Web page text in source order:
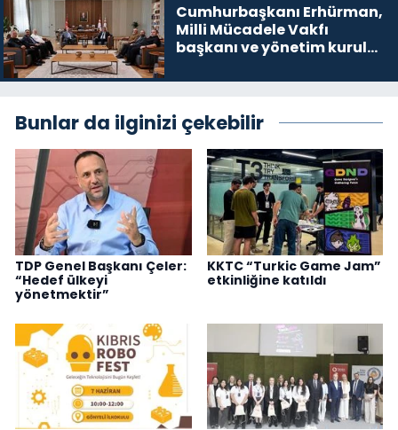
Cumhurbaşkanı Erhürman,
Milli Mücadele Vakfı
başkanı ve yönetim kurulu
Bunlar da ilginizi çekebilir
TDP Genel Başkanı Çeler:
“Hedef ülkeyi
yönetmektir”
KKTC “Turkic Game Jam”
etkinliğine katıldı